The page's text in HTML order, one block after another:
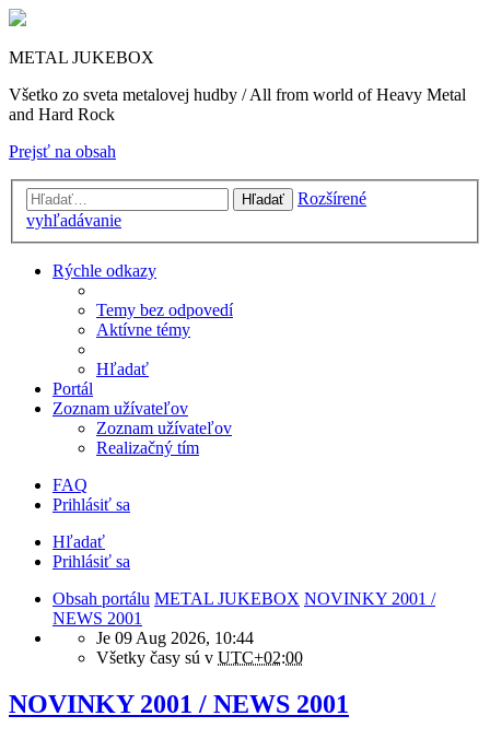
METAL JUKEBOX
Všetko zo sveta metalovej hudby / All from world of Heavy Metal
and Hard Rock
Prejsť na obsah
Hľadať
Rozšírené
vyhľadávanie
Rýchle odkazy
Temy bez odpovedí
Aktívne témy
Hľadať
Portál
Zoznam užívateľov
Zoznam užívateľov
Realizačný tím
FAQ
Prihlásiť sa
Hľadať
Prihlásiť sa
Obsah portálu METAL JUKEBOX NOVINKY 2001 /
NEWS 2001
Je 09 Aug 2026, 10:44
Všetky časy sú v UTC+02:00
NOVINKY 2001 / NEWS 2001